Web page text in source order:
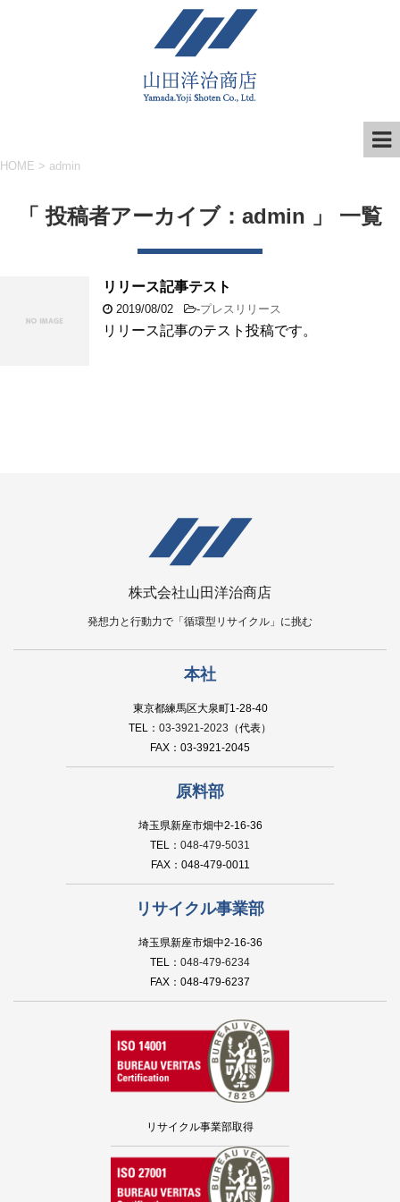
HOME > admin
「 投稿者アーカイブ：admin 」 一覧
リリース記事テスト
2019/08/02 -プレスリリース
リリース記事のテスト投稿です。
株式会社山田洋治商店
発想力と行動力で「循環型リサイクル」に挑む
本社
東京都練馬区大泉町1-28-40
TEL： 03-3921-2023 （代表）
FAX：03-3921-2045
原料部
埼玉県新座市畑中2-16-36
TEL： 048-479-5031
FAX：048-479-0011
リサイクル事業部
埼玉県新座市畑中2-16-36
TEL： 048-479-6234
FAX：048-479-6237
リサイクル事業部取得